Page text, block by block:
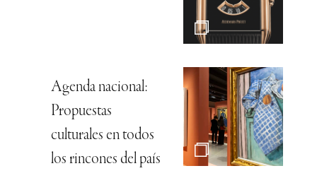
Agenda nacional:
Propuestas
culturales en todos
los rincones del país